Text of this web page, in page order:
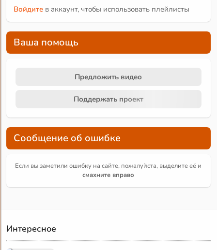
Войдите в аккаунт, чтобы использовать плейлисты
Ваша помощь
Предложить видео
Поддержать проект
Сообщение об ошибке
Если вы заметили ошибку на сайте, пожалуйста, выделите её и
смахните вправо
Интересное